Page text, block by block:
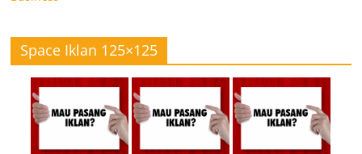
Space Iklan 125×125